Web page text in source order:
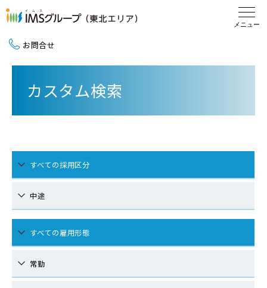
お問合せ
カスタム検索
すべての採用区分
中途
すべての雇用形態
常勤